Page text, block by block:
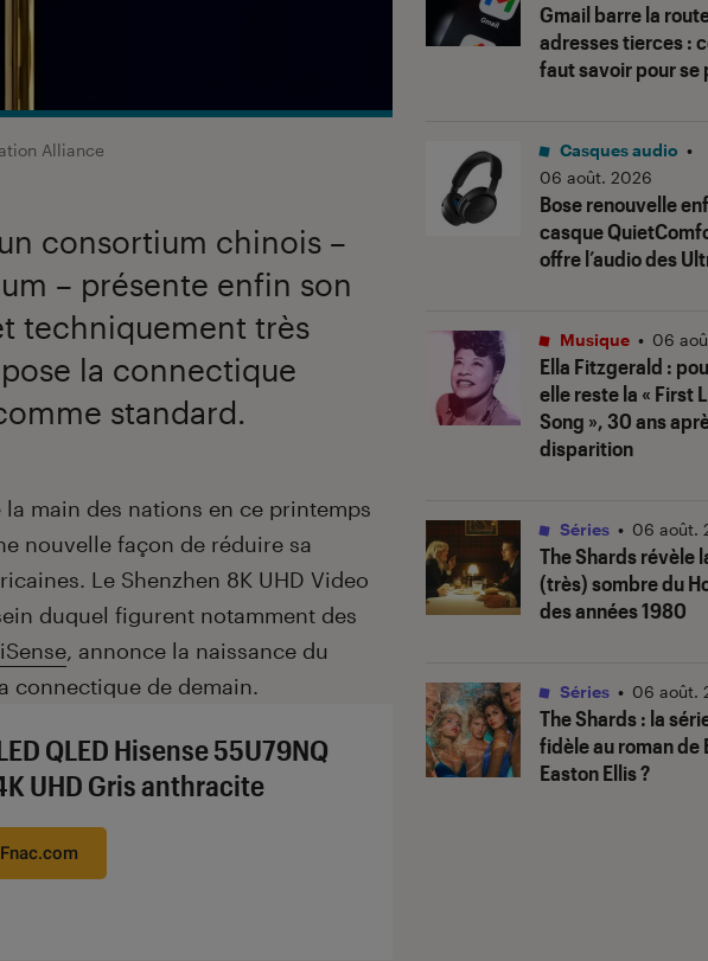
Alliance
consortium chinois –
– présente enfin son
techniquement très
la connectique
standard.
main des nations en ce printemps
nouvelle façon de réduire sa
Le Shenzhen 8K UHD Video
duquel figurent notamment des
, annonce la naissance du
connectique de demain.
QLED Hisense 55U79NQ
UHD Gris anthracite
Gmail barre la
adresses tierces :
faut savoir pour se
Bose renouvelle
casque
offre l’audio des
Casques audio •
06 août. 2026
Ella Fitzgerald :
elle reste la « First
Song », 30 ans
disparition
Musique • 06
The Shardsrévèle
(très) sombre du
des années 1980
Séries • 06 août.
The Shards: la
fidèle au roman de
Easton Ellis ?
Séries • 06 août.